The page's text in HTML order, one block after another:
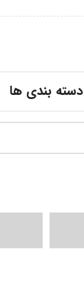
دسته بندی ها